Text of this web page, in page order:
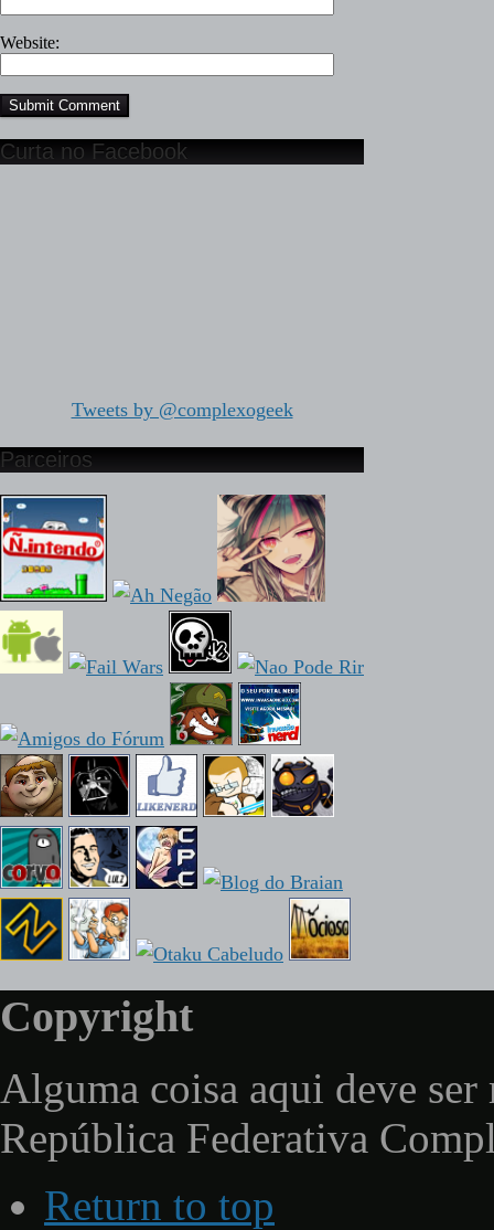
Website:
Curta no Facebook
Tweets by @complexogeek
Parceiros
Copyright
Alguma coisa aqui deve ser
República Federativa
Return to top